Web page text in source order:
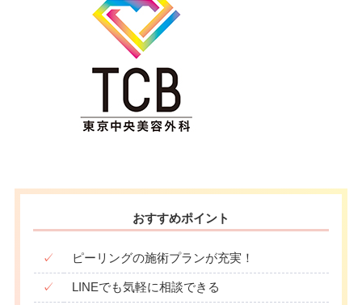
おすすめポイント
✓ ピーリングの施術プランが充実！
✓ LINEでも気軽に相談できる